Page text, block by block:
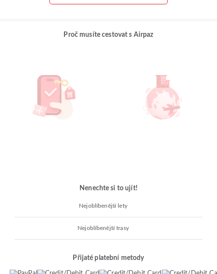
Proč musíte cestovat s Airpaz
Nenechte si to ujít!
Nejoblíbenější lety
Nejoblíbenější trasy
Přijaté platební metody